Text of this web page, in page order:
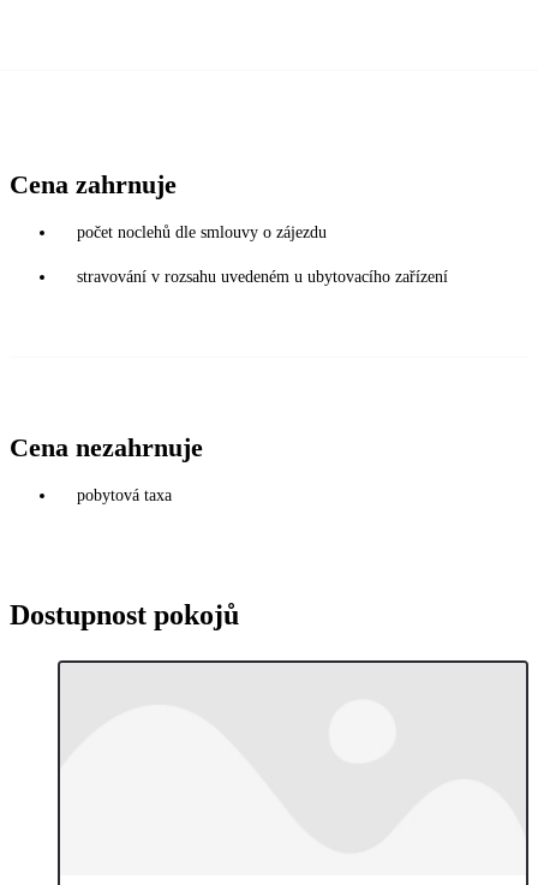
Cena zahrnuje
počet noclehů dle smlouvy o zájezdu
stravování v rozsahu uvedeném u ubytovacího zařízení
Cena nezahrnuje
pobytová taxa
Dostupnost pokojů